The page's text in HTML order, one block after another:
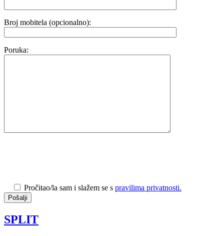
Broj mobitela (opcionalno):
Poruka:
Pročitao/la sam i slažem se s pravilima privatnosti.
SPLIT